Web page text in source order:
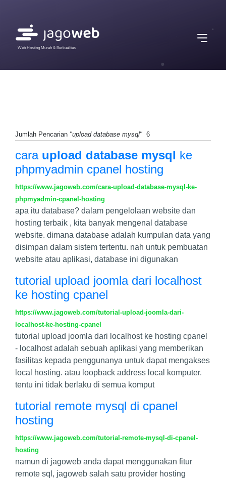
Web Hosting Murah & Berkualitas
Jumlah Pencarian "upload database mysql" 6
cara upload database mysql ke
phpmyadmin cpanel hosting
https://www.jagoweb.com/cara-upload-database-mysql-ke-
phpmyadmin-cpanel-hosting
apa itu database? dalam pengelolaan website dan
hosting terbaik , kita banyak mengenal database
website. dimana database adalah kumpulan data yang
disimpan dalam sistem tertentu. nah untuk pembuatan
website atau aplikasi, database ini digunakan
tutorial upload joomla dari localhost
ke hosting cpanel
https://www.jagoweb.com/tutorial-upload-joomla-dari-
localhost-ke-hosting-cpanel
tutorial upload joomla dari localhost ke hosting cpanel
- localhost adalah sebuah aplikasi yang memberikan
fasilitas kepada penggunanya untuk dapat mengakses
local hosting. atau loopback address local komputer.
tentu ini tidak berlaku di semua komput
tutorial remote mysql di cpanel
hosting
https://www.jagoweb.com/tutorial-remote-mysql-di-cpanel-
hosting
namun di jagoweb anda dapat menggunakan fitur
remote sql, jagoweb salah satu provider hosting